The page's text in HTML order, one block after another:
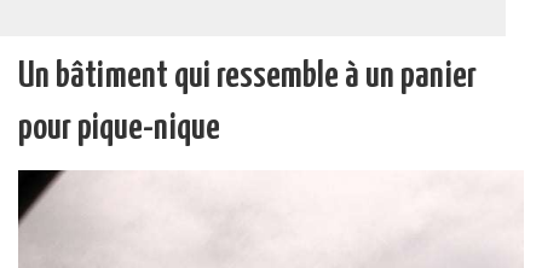
Un bâtiment qui ressemble à un panier
pour pique-nique